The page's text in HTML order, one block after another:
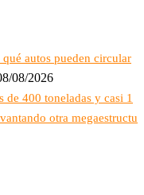
autos pueden circular
08/2026
de 400 toneladas y casi 1
otra megaestructu